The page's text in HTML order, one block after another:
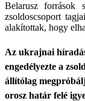
Belarusz források
zsoldoscsoport
alakítottak, hogy
Az ukrajnai
engedélyezte a
állítólag
orosz határ felé